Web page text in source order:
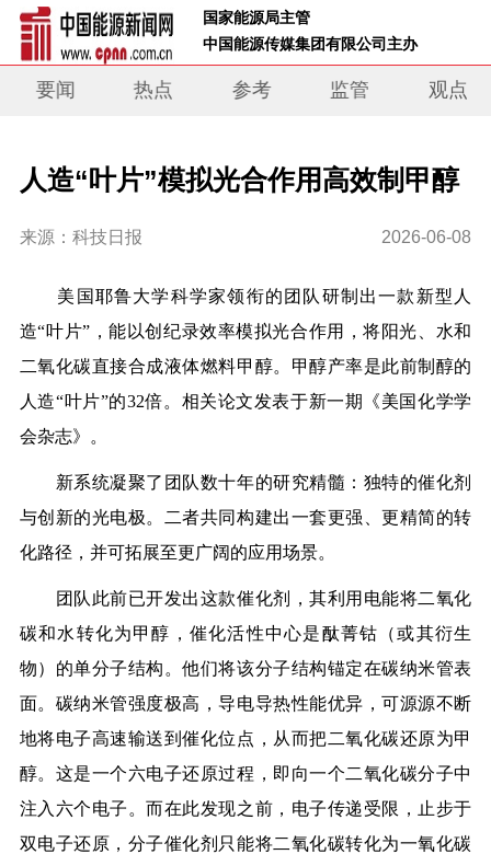
国家能源局主管
中国能源传媒集团有限公司主办
要闻 热点 参考 监管 观点
人造“叶片”模拟光合作用高效制甲醇
来源：科技日报 2026-06-08
美国耶鲁大学科学家领衔的团队研制出一款新型人
造“叶片”，能以创纪录效率模拟光合作用，将阳光、水和
二氧化碳直接合成液体燃料甲醇。甲醇产率是此前制醇的
人造“叶片”的32倍。相关论文发表于新一期《美国化学学
会杂志》。
新系统凝聚了团队数十年的研究精髓：独特的催化剂
与创新的光电极。二者共同构建出一套更强、更精简的转
化路径，并可拓展至更广阔的应用场景。
团队此前已开发出这款催化剂，其利用电能将二氧化
碳和水转化为甲醇，催化活性中心是酞菁钴（或其衍生
物）的单分子结构。他们将该分子结构锚定在碳纳米管表
面。碳纳米管强度极高，导电导热性能优异，可源源不断
地将电子高速输送到催化位点，从而把二氧化碳还原为甲
醇。这是一个六电子还原过程，即向一个二氧化碳分子中
注入六个电子。而在此发现之前，电子传递受限，止步于
双电子还原，分子催化剂只能将二氧化碳转化为一氧化碳